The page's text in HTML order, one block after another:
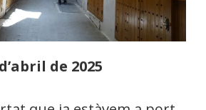
de 2025